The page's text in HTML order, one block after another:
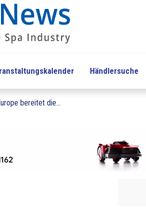
Händlersuche
bereitet die...